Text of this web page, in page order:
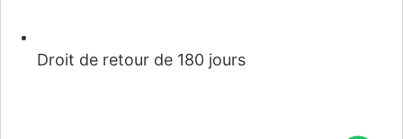
Droit de retour de 180 jours